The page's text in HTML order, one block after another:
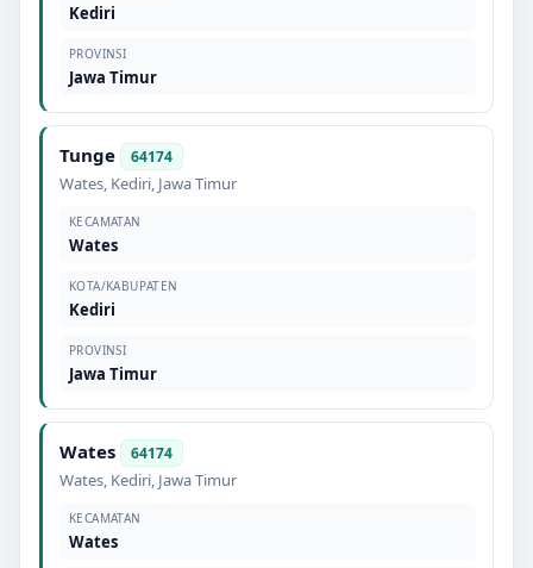
Kediri
PROVINSI
Jawa Timur
Tunge 64174
Wates, Kediri, Jawa Timur
KECAMATAN
Wates
KOTA/KABUPATEN
Kediri
PROVINSI
Jawa Timur
Wates 64174
Wates, Kediri, Jawa Timur
KECAMATAN
Wates